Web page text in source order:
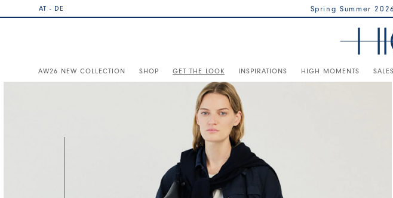
AT - DE Spring Summer
AW26 NEW COLLECTION SHOP GET THE LOOK INSPIRATIONS HIGH MOMENTS SALES